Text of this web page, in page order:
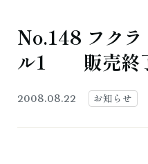
No.148 フク
ル1 販売終
2008.08.22 お知らせ
採用情報
よくある質問 お知